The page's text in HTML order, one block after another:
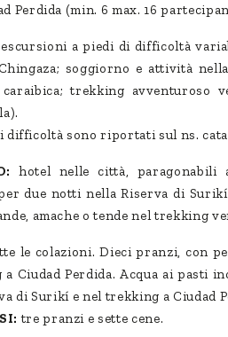
Perdida (min. 6 max. 16
escursioni a piedi di difficoltà
soggiorno e attività
trekking avventuroso
difficoltà sono riportati sul ns.
hotel nelle città, paragonabili
due notti nella Riserva di
amache o tende nel trekking
le colazioni. Dieci pranzi, con
Ciudad Perdida. Acqua ai pasti
di Surikí e nel trekking a Ciudad
tre pranzi e sette cene.